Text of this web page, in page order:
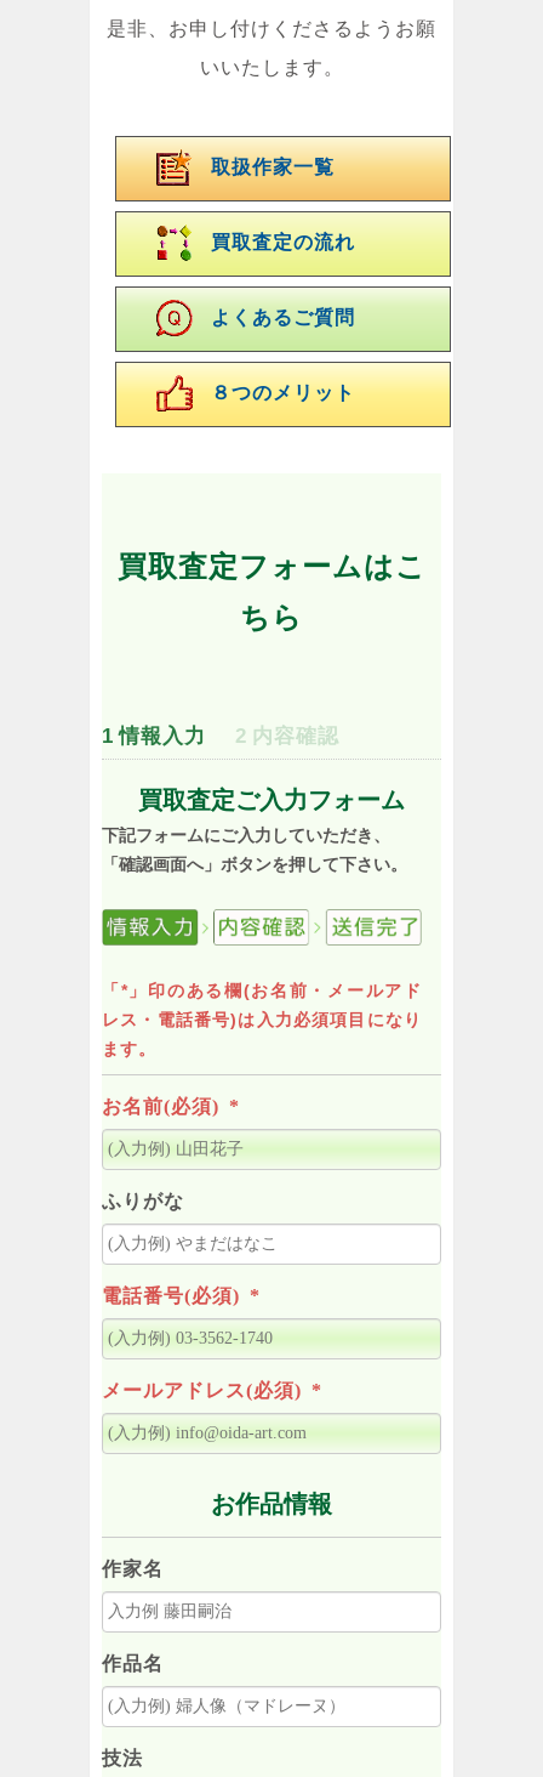
是非、お申し付けくださるようお願
いいたします。
取扱作家一覧
買取査定の流れ
よくあるご質問
８つのメリット
買取査定フォームはこ
ちら
1 情報入力 2 内容確認
買取査定ご入力フォーム
下記フォームにご入力していただき、
「確認画面へ」ボタンを押して下さい。
「*」印のある欄(お名前・メールアド
レス・電話番号)は入力必須項目になり
ます。
お名前(必須) *
ふりがな
電話番号(必須) *
メールアドレス(必須) *
お作品情報
作家名
作品名
技法